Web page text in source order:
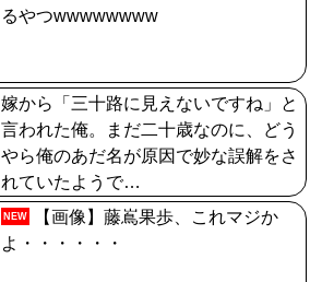
るやつwwwwwwww
嫁から「三十路に見えないですね」と
言われた俺。まだ二十歳なのに、どう
やら俺のあだ名が原因で妙な誤解をさ
れていたようで…
NEW
【画像】藤嶌果歩、これマジか
よ・・・・・・